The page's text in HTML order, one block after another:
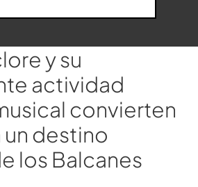
y su
actividad
convierten
un destino
los Balcanes